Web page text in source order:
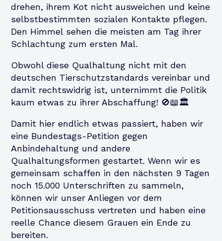
drehen, ihrem Kot nicht ausweichen und keine
selbstbestimmten sozialen Kontakte pflegen.
Den Himmel sehen die meisten am Tag ihrer
Schlachtung zum ersten Mal.
Obwohl diese Qualhaltung nicht mit den
deutschen Tierschutzstandards vereinbar und
damit rechtswidrig ist, unternimmt die Politik
kaum etwas zu ihrer Abschaffung! 🚫📖🏛️
Damit hier endlich etwas passiert, haben wir
eine Bundestags-Petition gegen
Anbindehaltung und andere
Qualhaltungsformen gestartet. Wenn wir es
gemeinsam schaffen in den nächsten 9 Tagen
noch 15.000 Unterschriften zu sammeln,
können wir unser Anliegen vor dem
Petitionsausschuss vertreten und haben eine
reelle Chance diesem Grauen ein Ende zu
bereiten.